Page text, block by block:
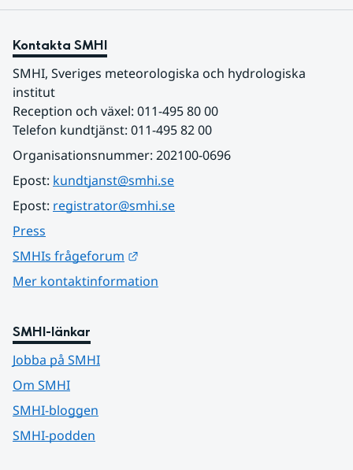
Kontakta SMHI
SMHI, Sveriges meteorologiska och hydrologiska
institut
Reception och växel: 011-495 80 00
Telefon kundtjänst: 011-495 82 00
Organisationsnummer: 202100-0696
Epost: kundtjanst@smhi.se
Epost: registrator@smhi.se
Press
SMHIs frågeforum
Mer kontaktinformation
SMHI-länkar
Jobba på SMHI
Om SMHI
SMHI-bloggen
SMHI-podden